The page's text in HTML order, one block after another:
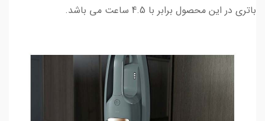
باتری در این محصول برابر با 4.5 ساعت می باشد.